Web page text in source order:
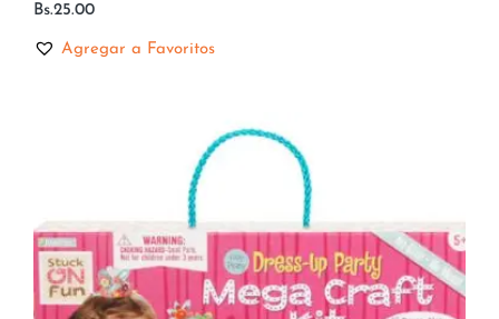
Bs.25.00
Agregar a Favoritos